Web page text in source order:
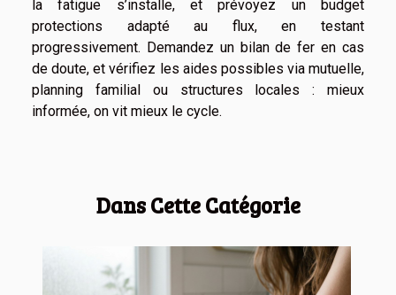
la fatigue s’installe, et prévoyez un budget
protections adapté au flux, en testant
progressivement. Demandez un bilan de fer en cas
de doute, et vérifiez les aides possibles via mutuelle,
planning familial ou structures locales : mieux
informée, on vit mieux le cycle.
Dans Cette Catégorie